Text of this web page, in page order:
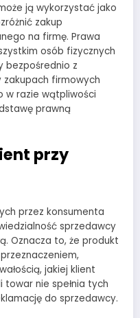
ją wykorzystać jako
zakup
na firmę. Prawa
osób fizycznych
bezpośrednio z
zakupach firmowych
w razie wątpliwości
prawną
przy
przez konsumenta
sprzedawcy
Oznacza to, że produkt
jakiej klient
towar nie spełnia tych
do sprzedawcy.